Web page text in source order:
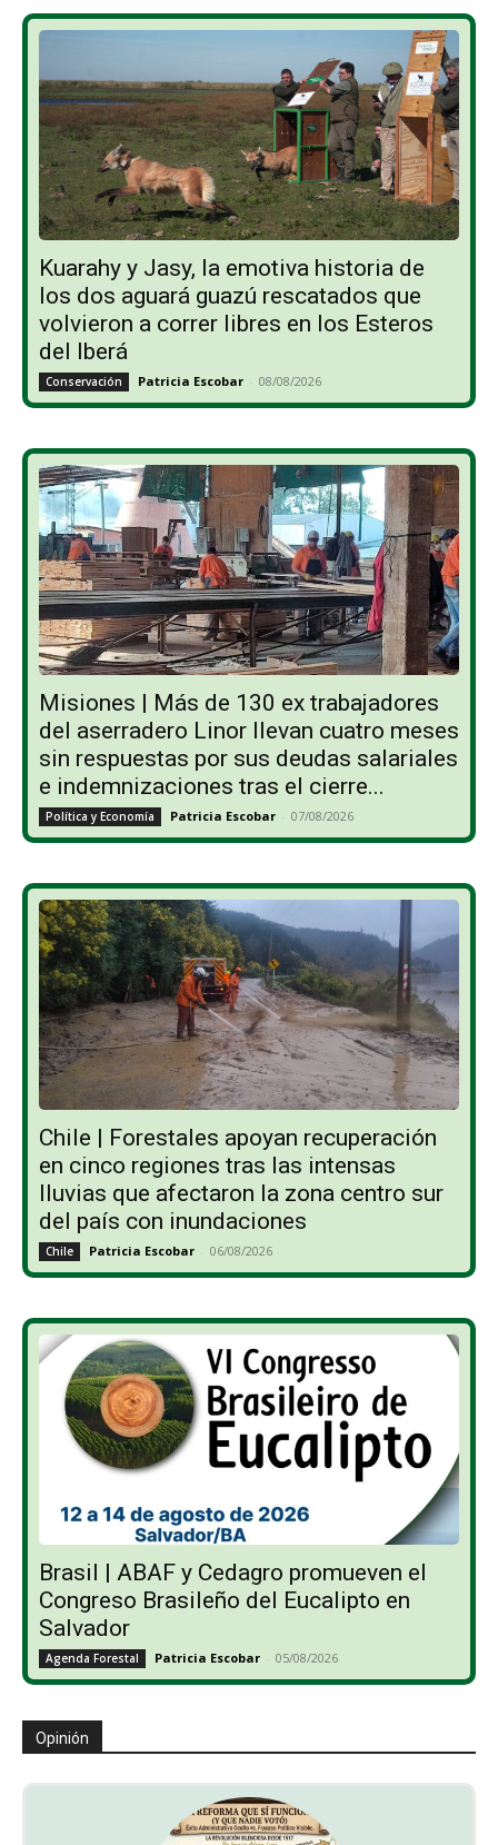
Kuarahy y Jasy, la emotiva historia de
los dos aguará guazú rescatados que
volvieron a correr libres en los Esteros
del Iberá
Conservación Patricia Escobar - 08/08/2026
Misiones | Más de 130 ex trabajadores
del aserradero Linor llevan cuatro meses
sin respuestas por sus deudas salariales
e indemnizaciones tras el cierre...
Política y Economía Patricia Escobar - 07/08/2026
Chile | Forestales apoyan recuperación
en cinco regiones tras las intensas
lluvias que afectaron la zona centro sur
del país con inundaciones
Chile Patricia Escobar - 06/08/2026
Brasil | ABAF y Cedagro promueven el
Congreso Brasileño del Eucalipto en
Salvador
Agenda Forestal Patricia Escobar - 05/08/2026
Opinión